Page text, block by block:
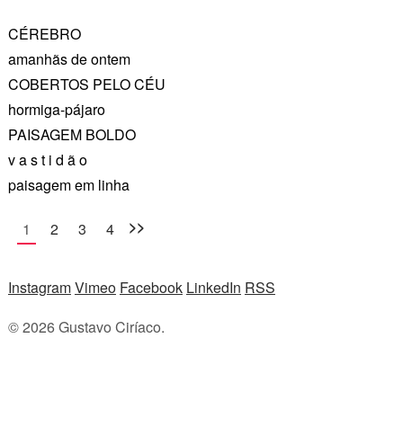
CÉREBRO
amanhãs de ontem
COBERTOS PELO CÉU
hormiga-pájaro
PAISAGEM BOLDO
v a s t i d ã o
paisagem em linha
1 2 3 4 >>
InstagramVimeo Facebook LinkedIn RSS
© 2026 Gustavo Ciríaco.